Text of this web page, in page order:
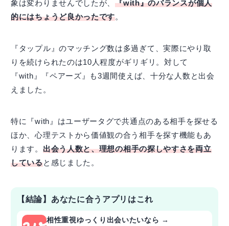
象は変わりませんでしたが、『with』のバランスが個人
的にはちょうど良かったです。
『タップル』のマッチング数は多過ぎて、実際にやり取
りを続けられたのは10人程度がギリギリ。対して
『with』『ペアーズ』も3週間使えば、十分な人数と出会
えました。
特に『with』はユーザータグで共通点のある相手を探せる
ほか、心理テストから価値観の合う相手を探す機能もあ
ります。 出会う人数と、理想の相手の探しやすさを両立
していると感じました。
【結論】あなたに合うアプリはこれ
相性重視ゆっくり出会いたいなら →